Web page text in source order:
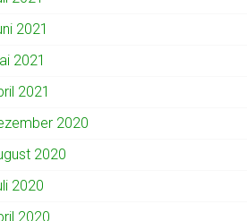
2021
2021
2021
2020
2020
2020
2020